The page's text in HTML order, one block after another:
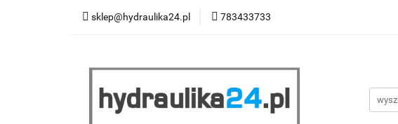
sklep@hydraulika24.pl 783433733
Łazienka
Wyprzedaż WYCENA ZESTAWÓW